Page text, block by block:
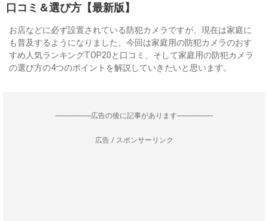
口コミ＆選び方【最新版】
お店などに必ず設置されている防犯カメラですが、現在は家庭に
も普及するようになりました。今回は家庭用の防犯カメラのおす
すめ人気ランキングTOP20と口コミ、そして家庭用の防犯カメラ
の選び方の4つのポイントを解説していきたいと思います。
--------------------広告の後に記事があります--------------------
広告 / スポンサーリンク